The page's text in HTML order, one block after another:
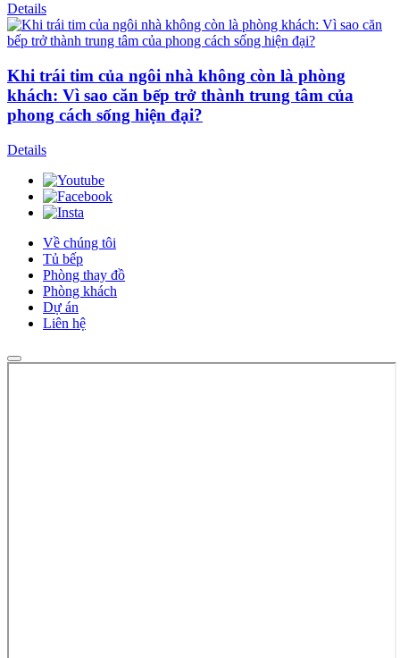
Details
Khi trái tim của ngôi nhà không còn là phòng
khách: Vì sao căn bếp trở thành trung tâm của
phong cách sống hiện đại?
Details
Về chúng tôi
Tủ bếp
Phòng thay đồ
Phòng khách
Dự án
Liên hệ